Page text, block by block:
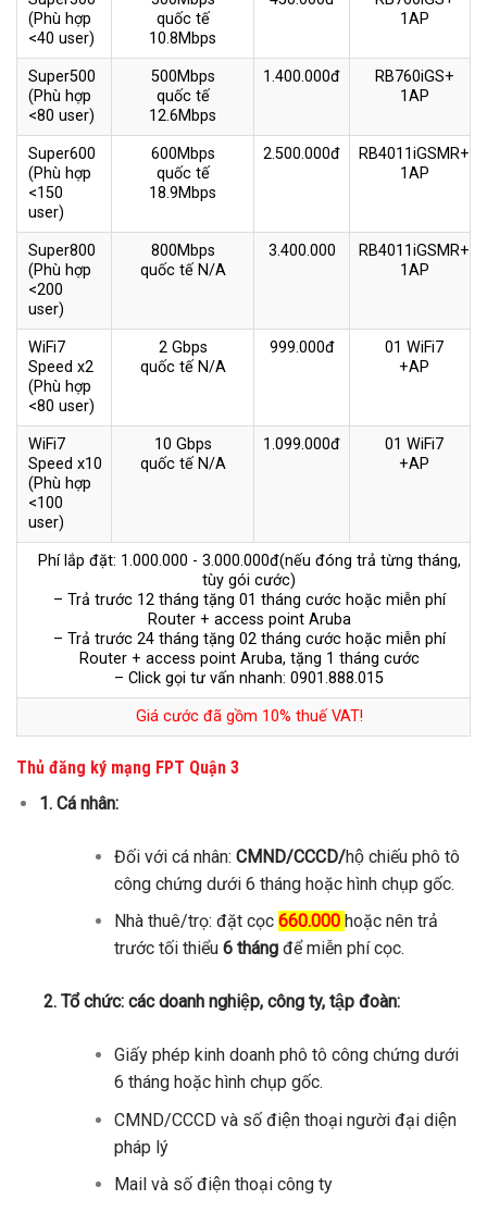
(Phù hợp
<40 user)
quốc tế
10.8Mbps
1AP
Super500
(Phù hợp
<80 user)
500Mbps
quốc tế
12.6Mbps
1.400.000đ
RB760iGS+
1AP
Super600
(Phù hợp
<150
user)
600Mbps
quốc tế
18.9Mbps
2.500.000đ
RB4011iGSMR+
1AP
Super800
(Phù hợp
<200
user)
800Mbps
quốc tế N/A
3.400.000
RB4011iGSMR+
1AP
WiFi7
Speed x2
(Phù hợp
<80 user)
2 Gbps
quốc tế N/A
999.000đ
01 WiFi7
+AP
WiFi7
Speed x10
(Phù hợp
<100
user)
10 Gbps
quốc tế N/A
1.099.000đ
01 WiFi7
+AP
Phí lắp đặt: 1.000.000 - 3.000.000đ(nếu đóng trả từng tháng,
tùy gói cước)
– Trả trước 12 tháng tặng 01 tháng cước hoặc miễn phí
Router + access point Aruba
– Trả trước 24 tháng tặng 02 tháng cước hoặc miễn phí
Router + access point Aruba, tặng 1 tháng cước
– Click gọi tư vấn nhanh: 0901.888.015
Giá cước đã gồm 10% thuế VAT!
Thủ đăng ký mạng FPT Quận 3
1. Cá nhân:
Đối với cá nhân: CMND/CCCD/hộ chiếu phô tô
công chứng dưới 6 tháng hoặc hình chụp gốc.
Nhà thuê/trọ: đặt cọc 660.000 hoặc nên trả
trước tối thiểu 6 thángđể miễn phí cọc.
2. Tổ chức: các doanh nghiệp, công ty, tập đoàn:
Giấy phép kinh doanh phô tô công chứng dưới
6 tháng hoặc hình chụp gốc.
CMND/CCCD và số điện thoại người đại diện
pháp lý
Mail và số điện thoại công ty